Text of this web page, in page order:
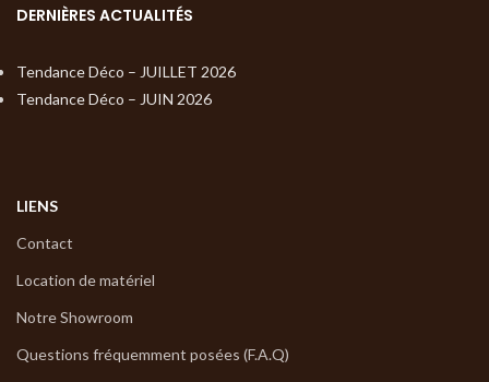
DERNIÈRES ACTUALITÉS
Tendance Déco – JUILLET 2026
Tendance Déco – JUIN 2026
LIENS
Contact
Location de matériel
Notre Showroom
Questions fréquemment posées (F.A.Q)